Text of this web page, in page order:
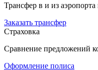
Трансфер в и из
Заказать трансфер
Страховка
Сравнение предложений
Оформление полиса